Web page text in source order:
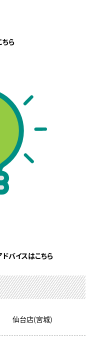
ら
バイスはこちら
仙台店(宮城)